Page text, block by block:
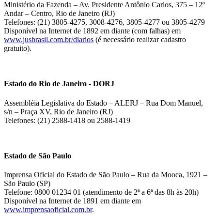
Ministério da Fazenda – Av. Presidente Antônio Carlos, 375 – 12º
Andar – Centro, Rio de Janeiro (RJ)
Telefones: (21) 3805-4275, 3008-4276, 3805-4277 ou 3805-4279
Disponível na Internet de 1892 em diante (com falhas) em
www.jusbrasil.com.br/diarios (é necessário realizar cadastro
gratuito).
Estado do Rio de Janeiro - DORJ
Assembléia Legislativa do Estado – ALERJ – Rua Dom Manuel,
s/n – Praça XV, Rio de Janeiro (RJ)
Telefones: (21) 2588-1418 ou 2588-1419
Estado de São Paulo
Imprensa Oficial do Estado de São Paulo – Rua da Mooca, 1921 –
São Paulo (SP)
Telefone: 0800 01234 01 (atendimento de 2ª a 6ª das 8h às 20h)
Disponível na Internet de 1891 em diante em
www.imprensaoficial.com.br.